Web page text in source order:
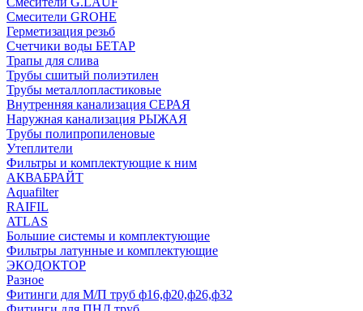
Смесители GROHE
Герметизация резьб
Счетчики воды БЕТАР
Трапы для слива
Трубы сшитый полиэтилен
Трубы металлопластиковые
Внутренняя канализация СЕРАЯ
Наружная канализация РЫЖАЯ
Трубы полипропиленовые
Утеплители
Фильтры и комплектующие к ним
АКВАБРАЙТ
Aquafilter
RAIFIL
ATLAS
Большие системы и комплектующие
Фильтры латунные и комплектующие
ЭКОДОКТОР
Разное
Фитинги для М/П труб ф16,ф20,ф26,ф32